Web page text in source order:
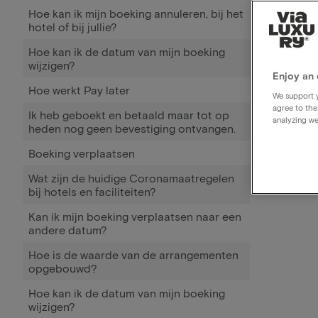
Hoe kan ik mijn boeking annuleren, bij het
hotel of bij jullie?
Hoe kan ik de datum van mijn boeking
wijzigen?
Hoe werkt Pay later
Ik heb geboekt en betaald maar tot op
heden nog geen bevestiging ontvangen.
Boeking verplaatsen
Wat zijn de huidige Coronamaatregelen
bij hotels en faciliteiten?
Kan ik mijn boeking verplaatsen naar een
andere datum?
Hoe is de waarde van de arrangementen
opgebouwd?
Hoe kan ik de datum van mijn boeking
wijzigen?
Enjoy an
We support
agree to
analyzing